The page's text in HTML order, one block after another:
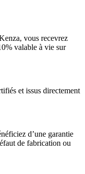
vous recevrez
valable à vie sur
et issus directement
d’une garantie
de fabrication ou